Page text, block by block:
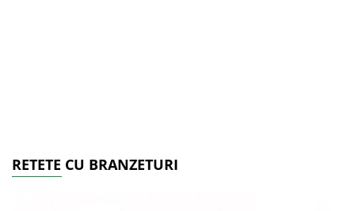
RETETE CU BRANZETURI